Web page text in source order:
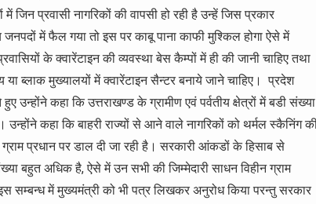
जिन प्रवासी नागरिकों की वापसी हो रही है उन्हें जिस प्रकार
जनपदों में फैल गया तो इस पर काबू पाना काफी मुश्किल होगा ऐसे में
के क्वारेंटाइन की व्यवस्था बेस कैम्पों में ही की जानी चाहिए तथा
ब्लाक मुख्यालयों में क्वारेंटाइन सैन्टर बनाये जाने चाहिए। प्रदेश
उन्होंने कहा कि उत्तराखण्ड के ग्रामीण एवं पर्वतीय क्षेत्रों में बडी संख्या
कहा कि बाहरी राज्यों से आने वाले नागरिकों को थर्मल स्कैनिंग
ग्राम प्रधान पर डाल दी जा रही है। सरकारी आंकडों के हिसाब से
बहुत अधिक है, ऐसे में उन सभी की जिम्मेदारी साधन विहीन ग्राम
इस सम्बन्ध में मुख्यमंत्री को भी पत्र लिखकर अनुरोध किया परन्तु सरकार